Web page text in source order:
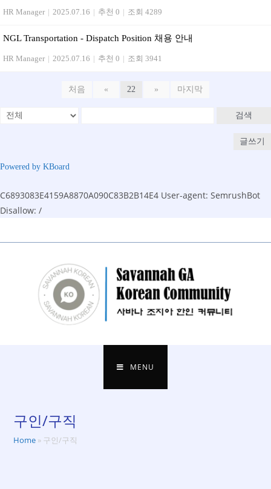
HR Manager | 2025.07.16 | 추천 0 | 조회 4289
NGL Transportation - Dispatch Position 채용 안내
HR Manager | 2025.07.16 | 추천 0 | 조회 3941
처음 « 22 » 마지막
검색
글쓰기
Powered by KBoard
C6893083E4159A8870A090C83B2B14E4 User-agent: SemrushBot
Disallow: /
to
MENU
구인/구직
Home » 구인/구직